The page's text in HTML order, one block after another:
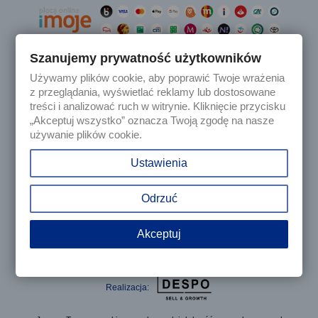
Produkty 
Nasza firma 
© 2025 - Sklep internetowy Tomczesci.pl. Wszelkie prawa
Realizacja:
Szanujemy prywatność użytkowników
Używamy plików cookie, aby poprawić Twoje wrażenia
z przeglądania, wyświetlać reklamy lub dostosowane
treści i analizować ruch w witrynie. Kliknięcie przycisku
„Akceptuj wszystko” oznacza Twoją zgodę na nasze
używanie plików cookie.
Ustawienia
Odrzuć
Akceptuj